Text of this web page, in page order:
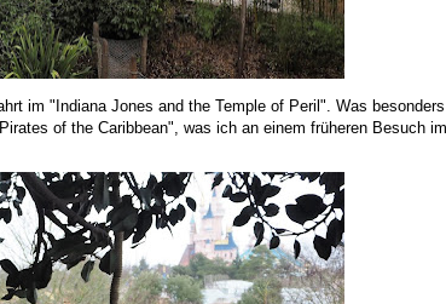
im "Indiana Jones and the Temple of Peril". Was besonders
of the Caribbean", was ich an einem früheren Besuch im